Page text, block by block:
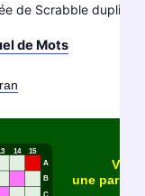
de Scrabble
de Mots